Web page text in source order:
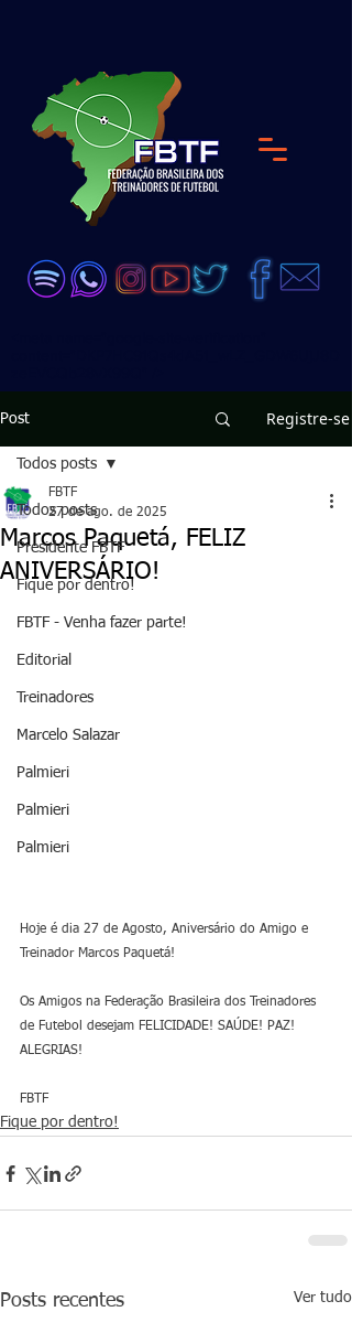
Post Registre-se
Todos posts
Presidente FBTF
Fique por dentro!
FBTF - Venha fazer parte!
Editorial
Treinadores
Marcelo Salazar
Palmieri
Palmieri
Palmieri
Todos posts
Marcos Paquetá, FELIZ
ANIVERSÁRIO!
FBTF
27 de ago. de 2025
Hoje é dia 27 de Agosto, Aniversário do Amigo e
Treinador Marcos Paquetá!
Os Amigos na Federação Brasileira dos Treinadores
de Futebol desejam FELICIDADE! SAÚDE! PAZ!
ALEGRIAS!
FBTF
Fique por dentro!
Posts recentes Ver tudo